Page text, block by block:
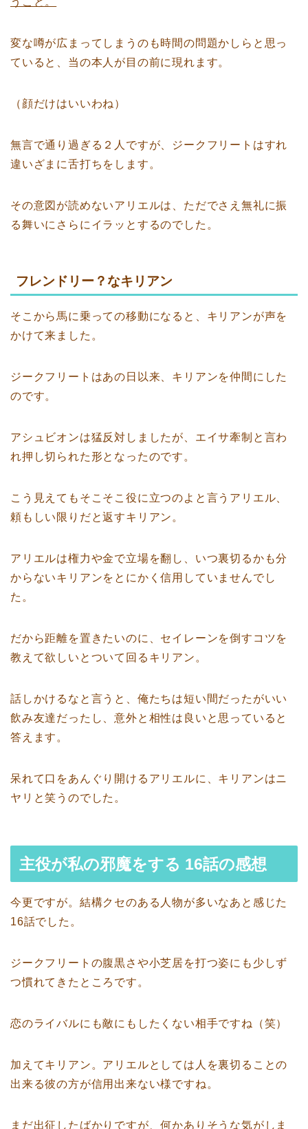
変な噂が広まってしまうのも時間の問題かしらと思っ
ていると、当の本人が目の前に現れます。
（顔だけはいいわね）
無言で通り過ぎる２人ですが、ジークフリートはすれ
違いざまに舌打ちをします。
その意図が読めないアリエルは、ただでさえ無礼に振
る舞いにさらにイラッとするのでした。
フレンドリー？なキリアン
そこから馬に乗っての移動になると、キリアンが声を
かけて来ました。
ジークフリートはあの日以来、キリアンを仲間にした
のです。
アシュビオンは猛反対しましたが、エイサ牽制と言わ
れ押し切られた形となったのです。
こう見えてもそこそこ役に立つのよと言うアリエル、
頼もしい限りだと返すキリアン。
アリエルは権力や金で立場を翻し、いつ裏切るかも分
からないキリアンをとにかく信用していませんでし
た。
だから距離を置きたいのに、セイレーンを倒すコツを
教えて欲しいとついて回るキリアン。
話しかけるなと言うと、俺たちは短い間だったがいい
飲み友達だったし、意外と相性は良いと思っていると
答えます。
呆れて口をあんぐり開けるアリエルに、キリアンはニ
ヤリと笑うのでした。
主役が私の邪魔をする 16話の感想
今更ですが。結構クセのある人物が多いなあと感じた
16話でした。
ジークフリートの腹黒さや小芝居を打つ姿にも少しず
つ慣れてきたところです。
恋のライバルにも敵にもしたくない相手ですね（笑）
加えてキリアン。アリエルとしては人を裏切ることの
出来る彼の方が信用出来ない様ですね。
まだ出征したばかりですが、何かありそうな気がしま